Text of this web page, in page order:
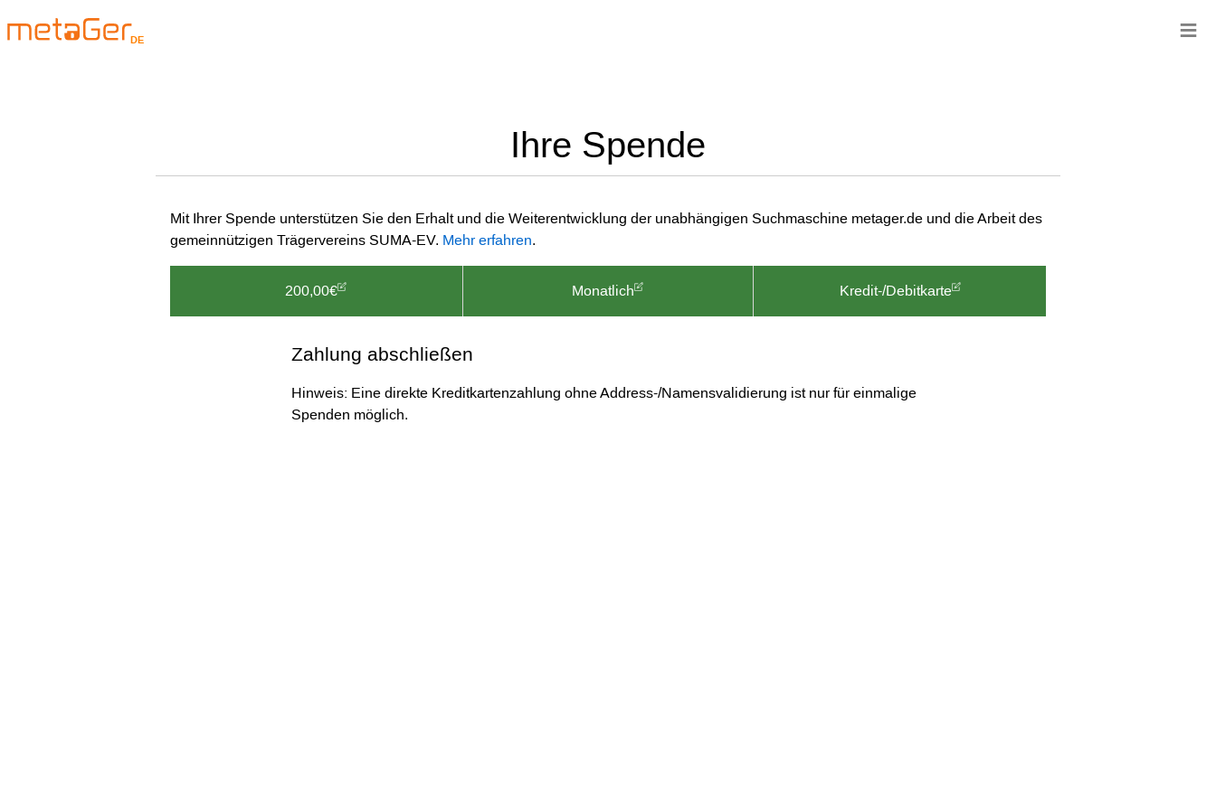
DE
Ihre Spende
Mit Ihrer Spende unterstützen Sie den Erhalt und die Weiterentwicklung der unabhängigen Suchmaschine metager.de und die Arbeit des
gemeinnützigen Trägervereins SUMA-EV. Mehr erfahren.
200,00€ Monatlich Kredit-/Debitkarte
Zahlung abschließen
Hinweis: Eine direkte Kreditkartenzahlung ohne Address-/Namensvalidierung ist nur für einmalige
Spenden möglich.
≡